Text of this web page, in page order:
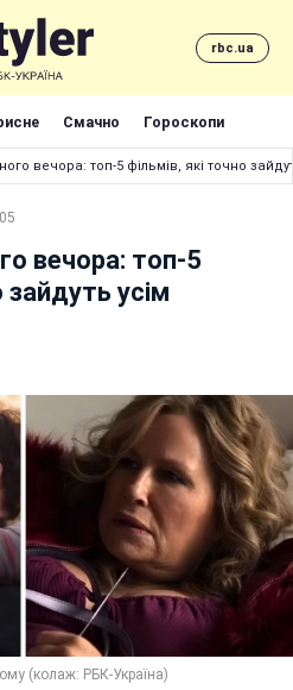
rbc.ua
Смачно Гороскопи
вечора: топ-5 фільмів, які точно
вечора: топ-5
зайдуть усім
(колаж: РБК-Україна)